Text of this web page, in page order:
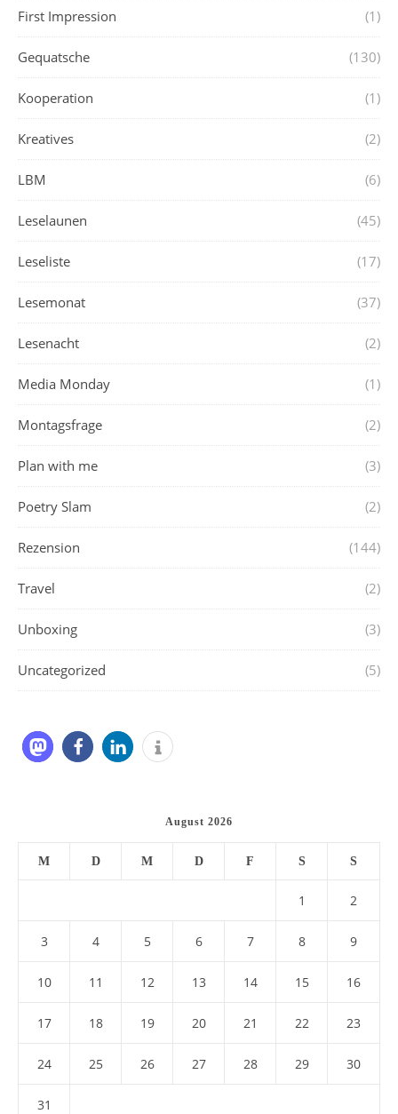
First Impression (1)
Gequatsche (130)
Kooperation (1)
Kreatives (2)
LBM (6)
Leselaunen (45)
Leseliste (17)
Lesemonat (37)
Lesenacht (2)
Media Monday (1)
Montagsfrage (2)
Plan with me (3)
Poetry Slam (2)
Rezension (144)
Travel (2)
Unboxing (3)
Uncategorized (5)
August 2026
M D M D F S S
1 2
3 4 5 6 7 8 9
10 11 12 13 14 15 16
17 18 19 20 21 22 23
24 25 26 27 28 29 30
31